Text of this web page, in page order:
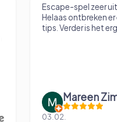
Escape-spel zeer
Helaas ontbreken er
tips. Verder is het
Mareen
03.02.